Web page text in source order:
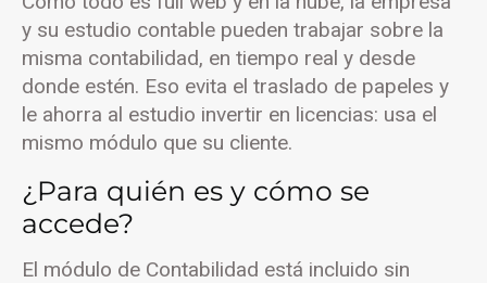
y su estudio contable pueden trabajar sobre la
misma contabilidad, en tiempo real y desde
donde estén. Eso evita el traslado de papeles y
le ahorra al estudio invertir en licencias: usa el
mismo módulo que su cliente.
¿Para quién es y cómo se
accede?
El módulo de Contabilidad está incluido sin